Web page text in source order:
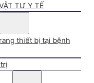
TƯ Y TẾ
thiết bị tại bệnh